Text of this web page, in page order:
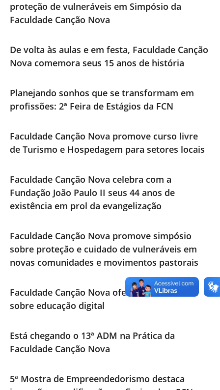
proteção de vulneráveis em Simpósio da
Faculdade Canção Nova
De volta às aulas e em festa, Faculdade Canção
Nova comemora seus 15 anos de história
Planejando sonhos que se transformam em
profissões: 2ª Feira de Estágios da FCN
Faculdade Canção Nova promove curso livre
de Turismo e Hospedagem para setores locais
Faculdade Canção Nova celebra com a
Fundação João Paulo II seus 44 anos de
existência em prol da evangelização
Faculdade Canção Nova promove simpósio
sobre proteção e cuidado de vulneráveis em
novas comunidades e movimentos pastorais
Faculdade Canção Nova oferece curso livre
sobre educação digital
Está chegando o 13ª ADM na Prática da
Faculdade Canção Nova
5ª Mostra de Empreendedorismo destaca